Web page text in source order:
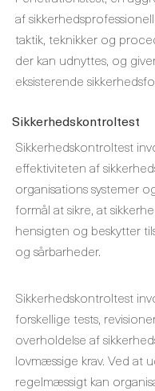
af
taktik, teknikker og
der kan udnyttes, og
eksisterende
Sikkerhedskontroltest
Sikkerhedskontroltest
effektiviteten af
organisations systemer
formål at sikre, at
hensigten og beskytter
og sårbarheder.
Sikkerhedskontroltest
forskellige tests,
overholdelse af
lovmæssige krav. Ved at
regelmæssigt kan